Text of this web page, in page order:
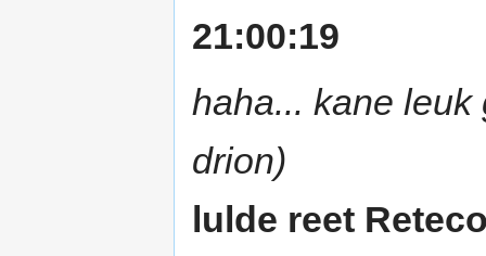
21:00:19
haha... kane
drion)
lulde reet